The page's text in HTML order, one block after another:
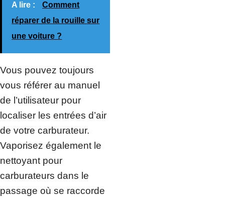
A lire :
Comment
réparer de la rouille sur
une voiture ?
Vous pouvez toujours
vous référer au manuel
de l’utilisateur pour
localiser les entrées d’air
de votre carburateur.
Vaporisez également le
nettoyant pour
carburateurs dans le
passage où se raccorde